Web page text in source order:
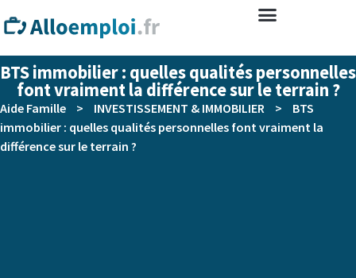
BTS immobilier : quelles qualités personnelles
font vraiment la différence sur le terrain ?
Aide Famille > INVESTISSEMENT & IMMOBILIER >
BTS
immobilier : quelles qualités personnelles font vraiment la
différence sur le terrain ?